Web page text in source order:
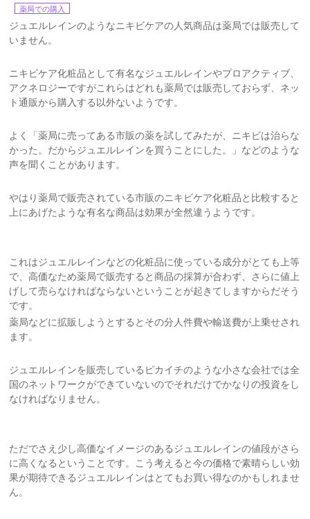
薬局での購入
ジュエルレインのようなニキビケアの人気商品は薬局では販売して
いません。
ニキビケア化粧品として有名なジュエルレインやプロアクティブ、
アクネロジーですがこれらはどれも薬局では販売しておらず、ネッ
ト通販から購入する以外ないようです。
よく「薬局に売ってある市販の薬を試してみたが、ニキビは治らな
かった。だからジュエルレインを買うことにした。」などのような
声を聞くことがあります。
やはり薬局で販売されている市販のニキビケア化粧品と比較すると
上にあげたような有名な商品は効果が全然違うようです。
これはジュエルレインなどの化粧品に使っている成分がとても上等
で、高価なため薬局で販売すると商品の採算が合わず、さらに値上
げして売らなければならないということが起きてしますからだそう
です。
薬局などに拡販しようとするとその分人件費や輸送費が上乗せされ
ます。
ジュエルレインを販売しているピカイチのような小さな会社では全
国のネットワークができていないのでそれだけでかなりの投資をし
なければなりません。
ただでさえ少し高価なイメージのあるジュエルレインの値段がさら
に高くなるということです。こう考えると今の価格で素晴らしい効
果が期待できるジュエルレインはとてもお買い得なのかもしれませ
ん。